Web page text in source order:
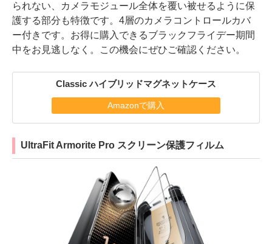
られない、カメラモジュール全体を覆い被せるように保
護する部分も特徴です。4層のカメラコントロールカバ
ー付きです。お得に購入できるブラックフライデー期間
中をお見逃しなく。この機会にぜひご確認ください。
Classic ハイブリッドマグネットケース
Amazonで購入
UltraFit Armorite Pro スクリーン保護フィルム